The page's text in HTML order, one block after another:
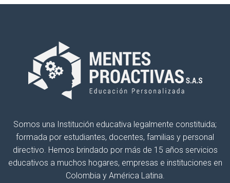
Somos una Institución educativa legalmente constituida;
formada por estudiantes, docentes, familias y personal
directivo. Hemos brindado por más de 15 años servicios
educativos a muchos hogares, empresas e instituciones en
Colombia y América Latina.